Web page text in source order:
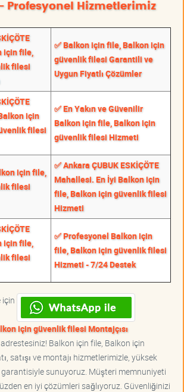
Profesyonel Hizmetlerimiz
için file,
filesi
✅ Balkon için file, Balkon için
güvenlik filesi Garantili ve
Uygun Fiyatlı Çözümler
için
filesi
✅ En Yakın ve Güvenilir
Balkon için file, Balkon için
güvenlik filesi Hizmeti
için file,
filesi
✅ Ankara ÇUBUK ESKİÇÖTE
Mahallesi. En İyi Balkon için
file, Balkon için güvenlik filesi
Hizmeti
için file,
filesi
✅ Profesyonel Balkon için
file, Balkon için güvenlik filesi
Hizmeti - 7/24 Destek
için güvenlik filesi Montajçısı
Balkon için file, Balkon için
satışı ve montajı hizmetlerimizle, yüksek
sunuyoruz. Müşteri memnuniyeti
en iyi çözümleri sağlıyoruz. Güvenliğinizi